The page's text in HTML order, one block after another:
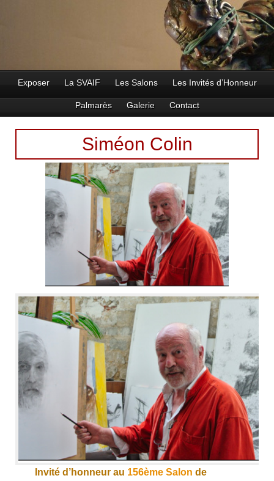
Exposer La SVAIF Les Salons Les Invités d’Honneur
Palmarès Galerie Contact
Siméon Colin
Invité d’honneur au 156ème Salon de